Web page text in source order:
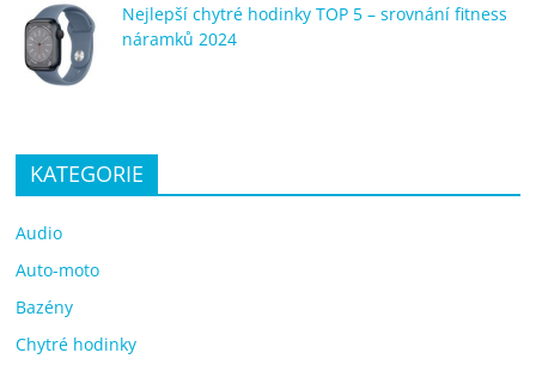
Nejlepší chytré hodinky TOP 5 – srovnání fitness
náramků 2024
KATEGORIE
Audio
Auto-moto
Bazény
Chytré hodinky